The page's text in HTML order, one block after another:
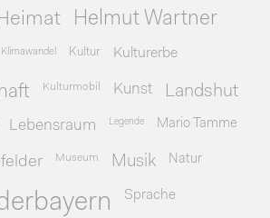
Helmut Wartner
Klimawandel Kultur Kulturerbe
Kulturmobil Kunst Landshut
Lebensraum Legende Mario Tamme
Museum Musik Natur
Sprache